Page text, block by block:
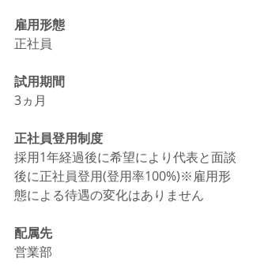
雇用形態
正社員
試用期間
3ヵ月
正社員登用制度
採用1年経過後に希望により代表と面談
後に正社員登用(登用率100%)※雇用形
態による待遇の変化はありません
配属先
営業部